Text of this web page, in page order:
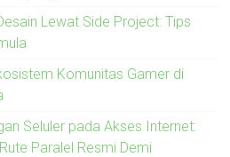
Lewat Side Project: Tips
Komunitas Gamer di
Seluler pada Akses Internet:
Paralel Resmi Demi